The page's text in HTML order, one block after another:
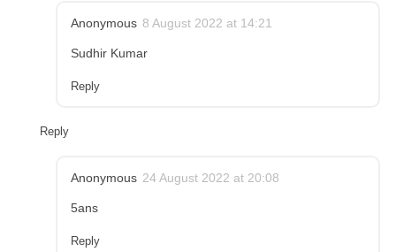
Anonymous 8 August 2022 at 14:21
Sudhir Kumar
Reply
Reply
Anonymous 24 August 2022 at 20:08
5ans
Reply